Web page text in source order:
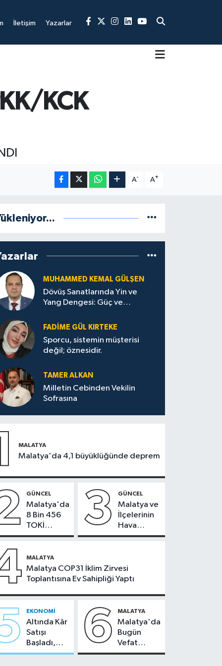
İletişim Yazarlar
KCK
A- A+
MUHAMMED KEMAL GÜLŞEN
Dövüş Sanatlarında Yin ve
Yang Dengesi: Güç ve
FADIME GÜL KIRTEKE
Sporcu, sistemin müşterisi
değil; öznesidir.
TAMER ALKAN
Milletin Cebinden Vekilin
Sofrasına
MALATYA
Malatya'da 4,1 büyüklüğünde deprem
GÜNCEL
Malatya'da
8 Bin 456
TOKİ
Konutunun
Bugün
Çekiliyor
3 GÜNCEL
Malatya ve
İlçelerinin
Hava
Durumu -
2026
MALATYA
Malatya COP31 İklim Zirvesi
Toplantısına Ev Sahipliği Yaptı
EKONOMI
Altında Kâr
Satışı
Başladı,
Malatya'da
6 MALATYA
Malatya'da
Bugün
Vefat
Edenler -